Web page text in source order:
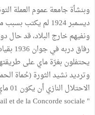
وبنشأة جامعة عموم العملة
ونفيهم خارج البلاد، قد
رفاق
يحتفلون بغرّة ماي على
وترديد نشيد الثورة (حُماة
" Fête du Travail et de la Concorde sociale".